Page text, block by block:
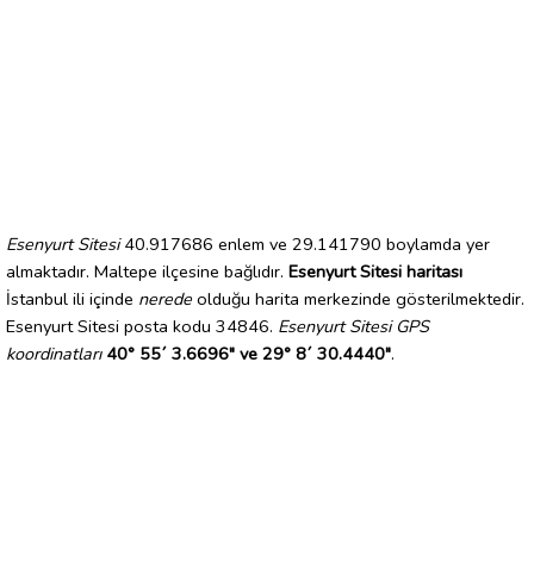
Esenyurt Sitesi40.917686 enlem ve 29.141790 boylamda yer
almaktadır. Maltepe ilçesine bağlıdır. Esenyurt Sitesi haritası
İstanbul ili içinde nerede olduğu harita merkezinde gösterilmektedir.
Esenyurt Sitesi posta kodu 34846. Esenyurt Sitesi GPS
koordinatları 40° 55´ 3.6696" ve 29° 8´ 30.4440".